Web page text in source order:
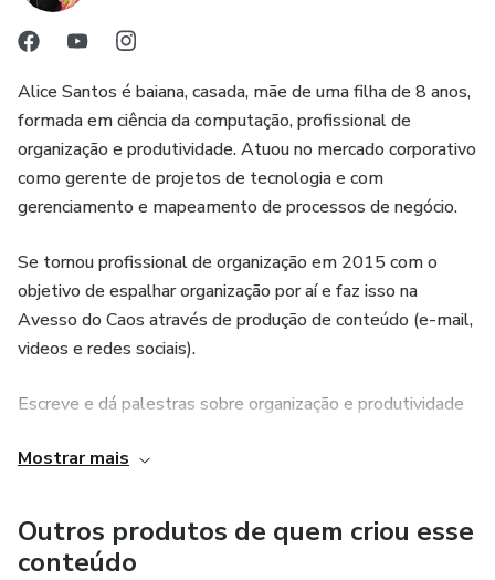
Alice Santos é baiana, casada, mãe de uma filha de 8 anos,
formada em ciência da computação, profissional de
organização e produtividade. Atuou no mercado corporativo
como gerente de projetos de tecnologia e com
gerenciamento e mapeamento de processos de negócio.
Se tornou profissional de organização em 2015 com o
objetivo de espalhar organização por aí e faz isso na
Avesso do Caos através de produção de conteúdo (e-mail,
videos e redes sociais).
Escreve e dá palestras sobre organização e produtividade
coaching e organização para ajudar as pessoas a terem uma
rotina, vida digital, maternidade.
Mostrar mais
Outros produtos de quem criou esse
conteúdo